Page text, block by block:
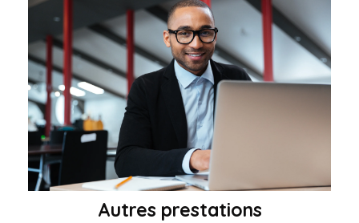
Autres prestations